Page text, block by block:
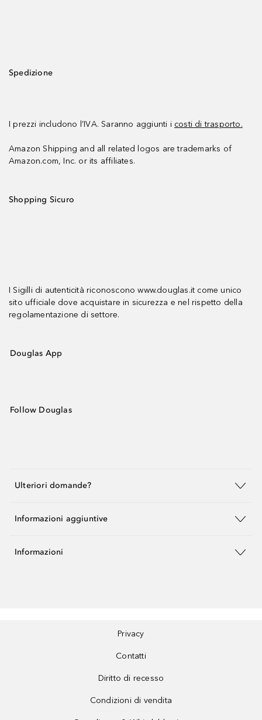
Spedizione
I prezzi includono l’IVA. Saranno aggiunti i costi di trasporto.
Amazon Shipping and all related logos are trademarks of
Amazon.com, Inc. or its affiliates.
Shopping Sicuro
I Sigilli di autenticità riconoscono www.douglas.it come unico
sito ufficiale dove acquistare in sicurezza e nel rispetto della
regolamentazione di settore.
Douglas App
Follow Douglas
Ulteriori domande?
Informazioni aggiuntive
Informazioni
Privacy
Contatti
Diritto di recesso
Condizioni di vendita